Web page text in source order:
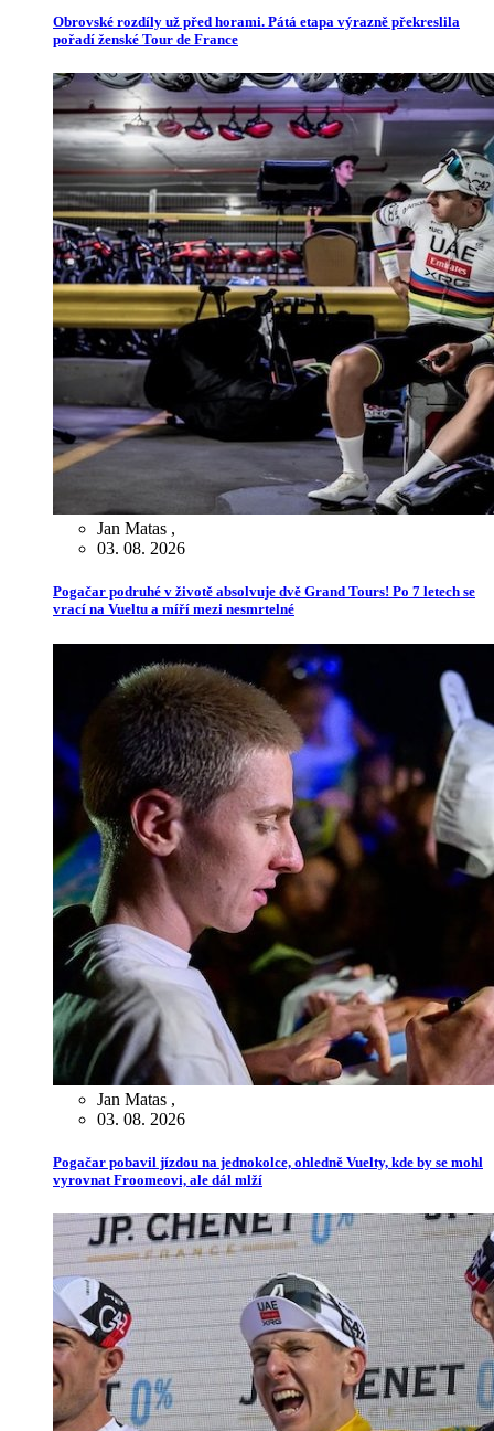
Obrovské rozdíly už před horami. Pátá etapa výrazně překreslila
pořadí ženské Tour de France
Jan Matas ,
03. 08. 2026
Pogačar podruhé v životě absolvuje dvě Grand Tours! Po 7 letech se
vrací na Vueltu a míří mezi nesmrtelné
Jan Matas ,
03. 08. 2026
Pogačar pobavil jízdou na jednokolce, ohledně Vuelty, kde by se mohl
vyrovnat Froomeovi, ale dál mlží